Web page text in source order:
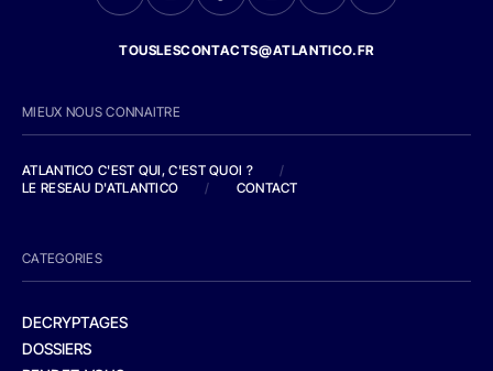
TOUSLESCONTACTS@ATLANTICO.FR
MIEUX NOUS CONNAITRE
ATLANTICO C'EST QUI, C'EST QUOI ?
/
LE RESEAU D'ATLANTICO
/ CONTACT
CATEGORIES
DECRYPTAGES
DOSSIERS